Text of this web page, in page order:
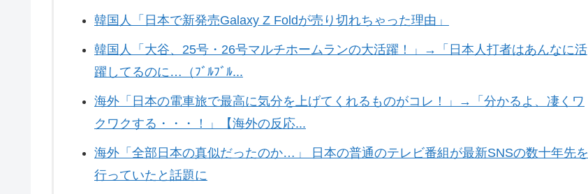
韓国人「日本で新発売Galaxy Z Foldが売り切れちゃった理由」
韓国人「大谷、25号・26号マルチホームランの大活躍！」→「日本人打者はあんなに活
躍してるのに…（ﾌﾞﾙﾌﾞﾙ...
海外「日本の電車旅で最高に気分を上げてくれるものがコレ！」→「分かるよ、凄くワ
クワクする・・・！」【海外の反応...
海外「全部日本の真似だったのか…」 日本の普通のテレビ番組が最新SNSの数十年先を
行っていたと話題に